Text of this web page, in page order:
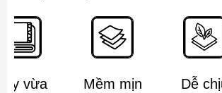
vừa Mềm mịn Dễ